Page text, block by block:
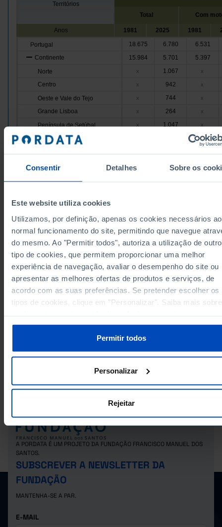
Consentir Detalhes Sobre os
Este website utiliza cookies
Utilizamos, por definição, apenas os cookies necessários ao
normal funcionamento do site, permitindo que navegue
do mesmo. Ao "Permitir todos", autoriza a utilização de outro
tipo de cookies, que permitem proporcionar uma melhor
experiência de navegação, avaliar o desempenho do site ou
apresentar as melhores ofertas de produtos e serviços, de
acordo com as suas preferências. Se pretender escolher os
tipos de cookies, clique em "Personalizar". Saiba mais sobre
Política de Cookies.
Permitir todos
Personalizar
Rejeitar
Territórios
Total Com
Anos 1981 2025 1981
Portugal 18.675 6.780
6.531
Continente
15.984 5.701
5.397
Norte
x 1.067 x
Centro x 942 x
Oeste e Vale do Tejo x 744 x
Grande Lisboa x 264 x
Península de Setúbal x 1.047 x
Alentejo x
Região Autónoma dos Açores 1.732 682
900
Região Autónoma da Madeira
Dados de acordo com a versão 2024 da
das Unidades Territoriais para Fins Estatísticos
(NUTS). Para obter dados de NUTS II e III, versão
atualizados até Janeiro 2024, consulte o arquivo
disponível
Última actualização: 2026-05-28
RELACIONADOS
Receitas do peixe vendido em lota: total e por alguns tipos de peixe nos
Empresas não financeiras: total e por setor de atividade económica nos
A PORDATA É UM PROJETO DA FUNDAÇÃO FRANCISCO MANUEL DOS
SANTOS.
SUBSCREVER A NEWSLETTER DA
FUNDAÇÃO
MANTENHA-SE A PAR.
E-MAIL